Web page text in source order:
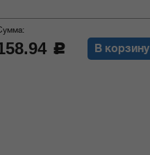
c В корзину